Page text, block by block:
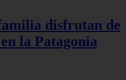
disfrutan de
la Patagonia